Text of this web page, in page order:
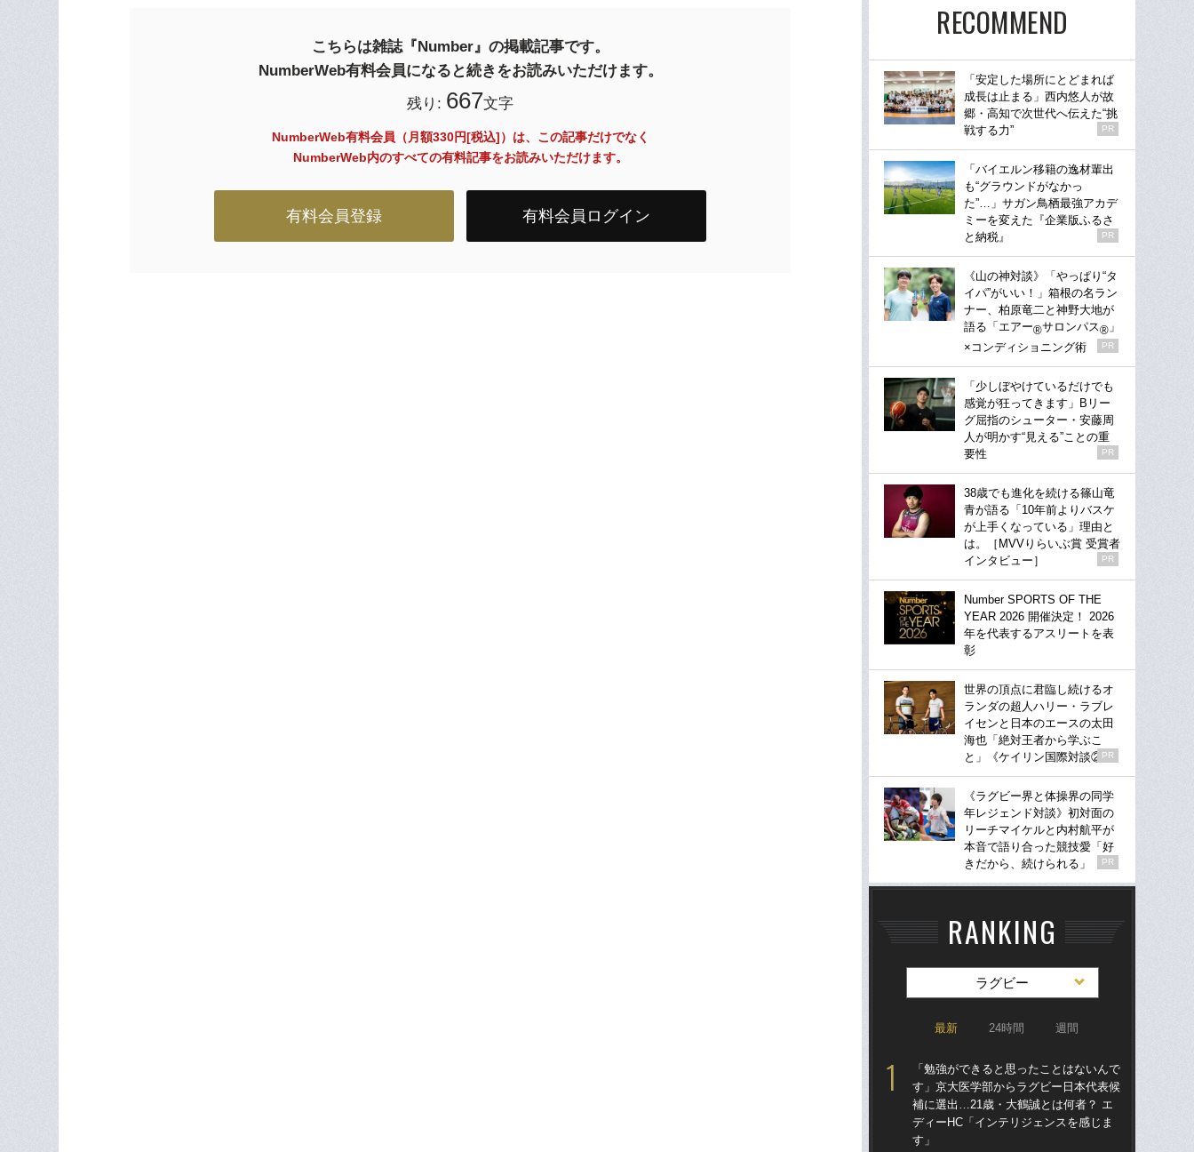
こちらは雑誌『Number』の掲載記事です。
NumberWeb有料会員になると続きをお読みいただけます。
残り: 667文字
NumberWeb有料会員（月額330円[税込]）は、この記事だけでなく
NumberWeb内のすべての有料記事をお読みいただけます。
有料会員登録 有料会員ログイン
RECOMMEND
「安定した場所にとどまれば
成長は止まる」西内悠人が故
郷・高知で次世代へ伝えた“挑
戦する力”
PR
「バイエルン移籍の逸材輩出
も“グラウンドがなかっ
た”…」サガン鳥栖最強アカデ
ミーを変えた『企業版ふるさ
と納税』
PR
《山の神対談》「やっぱり“タ
イパ”がいい！」箱根の名ラン
ナー、柏原竜二と神野大地が
語る「エアー®サロンパス® 」
×コンディショニング術
PR
「少しぼやけているだけでも
感覚が狂ってきます」Bリー
グ屈指のシューター・安藤周
人が明かす“見える”ことの重
要性
PR
38歳でも進化を続ける篠山竜
青が語る「10年前よりバスケ
が上手くなっている」理由と
は。［MVVりらいぶ賞 受賞者
インタビュー］
PR
Number SPORTS OF THE
YEAR 2026 開催決定！ 2026
年を代表するアスリートを表
彰
世界の頂点に君臨し続けるオ
ランダの超人ハリー・ラブレ
イセンと日本のエースの太田
海也「絶対王者から学ぶこ
と」《ケイリン国際対談②》
PR
《ラグビー界と体操界の同学
年レジェンド対談》初対面の
リーチマイケルと内村航平が
本音で語り合った競技愛「好
きだから、続けられる」
PR
RANKING
ラグビー
最新 24時間 週間
「勉強ができると思ったことはないんで
す」京大医学部からラグビー日本代表候
補に選出…21歳・大鶴誠とは何者？ エ
ディーHC「インテリジェンスを感じま
す」